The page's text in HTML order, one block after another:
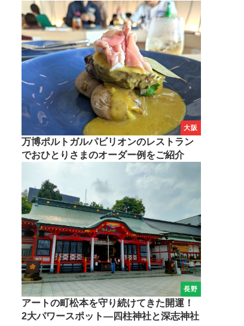
大阪
万博ポルトガルパビリオンのレストラン
でおひとりさまのオーダー例をご紹介
長野
アートの町松本を守り続けてきた開運！
2大パワースポット―四柱神社と深志神社